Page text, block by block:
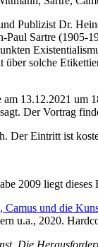
Publizist Dr.
Paul Sartre (1905-
über solche
13.12.2021 um
Der Vortrag
Der Eintritt ist
2009 liegt
Camus und die
u.a., 2020.
Die